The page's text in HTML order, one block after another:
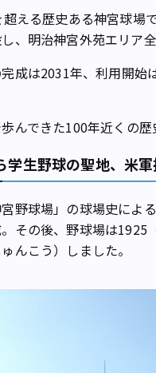
える歴史ある神宮球場
、明治神宮外苑エリア
成は2031年、利用開始
んできた100年近くの
学生野球の聖地、米
宮野球場」の球場史に
その後、野球場は1925
んこう）しました。